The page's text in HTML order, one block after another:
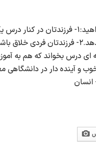
آموزش روباتیک والدین گرامی:اگر می
داشته باشد و وقت خود را بیهوده هدر ندهد.۲-
در مدرسه ای درس بخواند که